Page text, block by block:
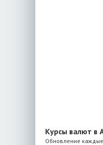
Курсы валют в
Обновление